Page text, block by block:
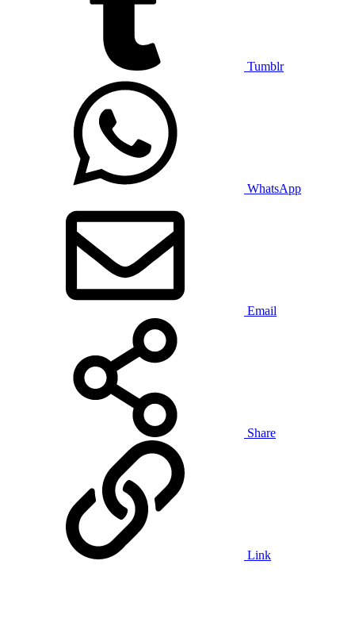
Tumblr
WhatsApp
Email
Share
Link